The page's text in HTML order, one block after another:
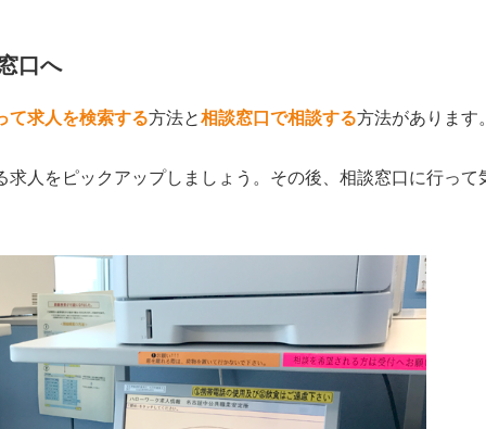
口へ
て求人を検索する方法と相談窓口で相談する方法があります
人をピックアップしましょう。その後、相談窓口に行って